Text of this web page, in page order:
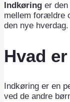
Indkøring er
mellem forældre
den nye hverdag.
Hvad
Indkøring er en
ved de andre